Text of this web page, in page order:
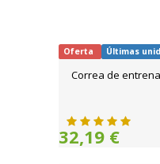
Oferta Últimas
Correa de
32,19 €